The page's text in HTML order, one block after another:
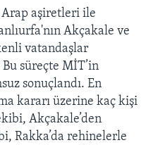
aşiretleri ile
Akçakale ve
vatandaşlar
süreçte MİT’in
sonuçlandı. En
kararı üzerine kaç kişi
Akçakale’den
Rakka’da rehinelerle